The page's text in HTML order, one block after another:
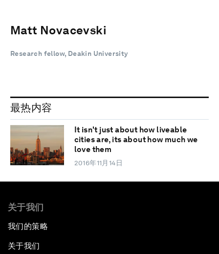
Matt Novacevski
Research fellow, Deakin University
最热内容
It isn't just about how liveable
cities are, its about how much we
love them
2016年11月14日
关于我们
我们的策略
关于我们